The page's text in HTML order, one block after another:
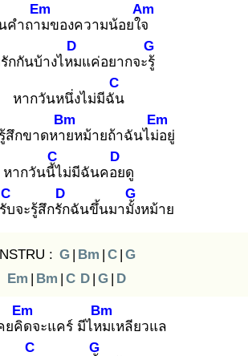
คำถาม
Em
ของความน้อยใจ
Am
กกันบ้างไหม
D
แค่อยากจะรู้
G
หากวันหนึ่งไม่มีฉัน
C
รู้สึกขาดหาย
Bm
หม้ายถ้าฉันไม่อ
Em
ยู่
หากวันนี้ไ
C
ม่มีฉันคอย
D
ดู
บ
C
จะรู้สึกรัก
D
ฉันขึ้นมามั้ง
G
หม้าย
: G | Bm | C | G
Em | Bm | C D | G | D
ยคิด
Em
จะแคร์ มีไหม
Bm
เหลียวแล
C
G